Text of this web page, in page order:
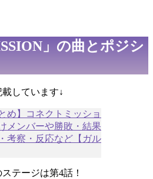
」の曲とポジシ
しています↓
め】コネクトミッショ
メンバーや勝敗・結果
考察・反応など【ガル
テージは第4話！